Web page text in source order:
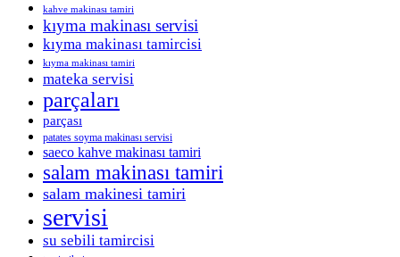
kahve makinası tamiri
kıyma makinası servisi
kıyma makinası tamircisi
kıyma makinası tamiri
mateka servisi
parçaları
parçası
patates soyma makinası servisi
saeco kahve makinası tamiri
salam makinası tamiri
salam makinesi tamiri
servisi
su sebili tamircisi